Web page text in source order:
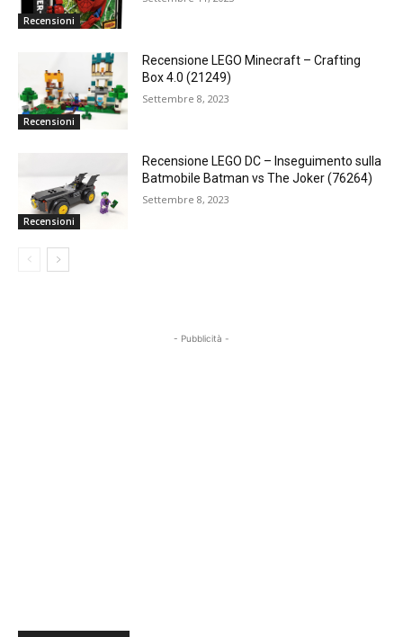
Recensioni
Recensioni
Recensione LEGO Minecraft – Crafting
Box 4.0 (21249)
Settembre 8, 2023
Recensioni
Recensione LEGO DC – Inseguimento sulla
Batmobile Batman vs The Joker (76264)
Settembre 8, 2023
- Pubblicità -